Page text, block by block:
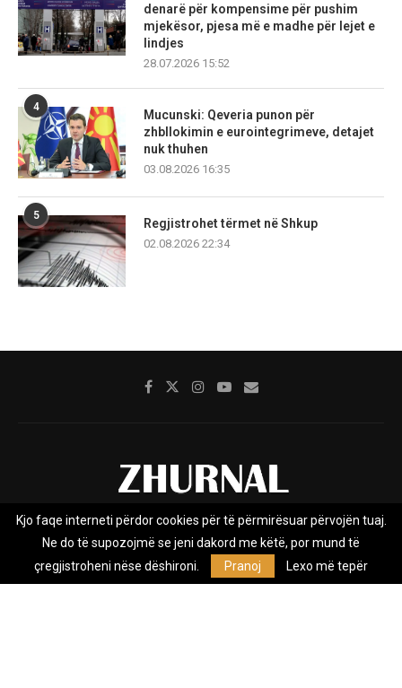
denarë për kompensime për pushim
mjekësor, pjesa më e madhe për lejet e
lindjes
28.07.2026 15:52
4
Mucunski: Qeveria punon për
zhbllokimin e eurointegrimeve, detajet
nuk thuhen
03.08.2026 16:35
5
Regjistrohet tërmet në Shkup
02.08.2026 22:34
Rreth nesh Impresumi Marketing
Privacy Policy
Zhurnal.mk është Agjenci e Lajmeve e pavarur, e themeluar në vitin
Kjo faqe interneti përdor cookies për të përmirësuar përvojën tuaj.
Ne do të supozojmë se jeni dakord me këtë, por mund të
çregjistroheni nëse dëshironi.
Pranoj Lexo më tepër